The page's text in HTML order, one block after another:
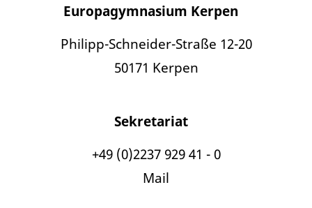
Europagymnasium Kerpen
Philipp-Schneider-Straße 12-20
50171 Kerpen
Sekretariat
+49 (0)2237 929 41 - 0
Mail